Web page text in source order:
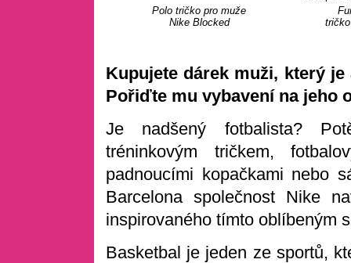
Polo tričko pro muže
Nike Blocked
Kupujete dárek muži, který
Pořiďte mu vybavení na jeho
Je nadšený fotbalista?
tréninkovým tričkem,
padnoucími kopačkami nebo
Barcelona společnost Nike
inspirovaného tímto oblíbeným
Basketbal je jeden ze sportů,